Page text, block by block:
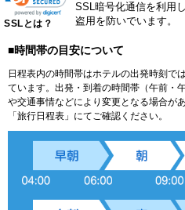
SSLとは？
SSL暗号化通信を利用
盗用を防いでいます。
■時間帯の目安について
日程表内の時間帯はホテルの出発時刻で
ています。出発・到着の時間帯（午前・
や交通事情などにより変更となる場合が
「旅行日程表」にてご確認ください。